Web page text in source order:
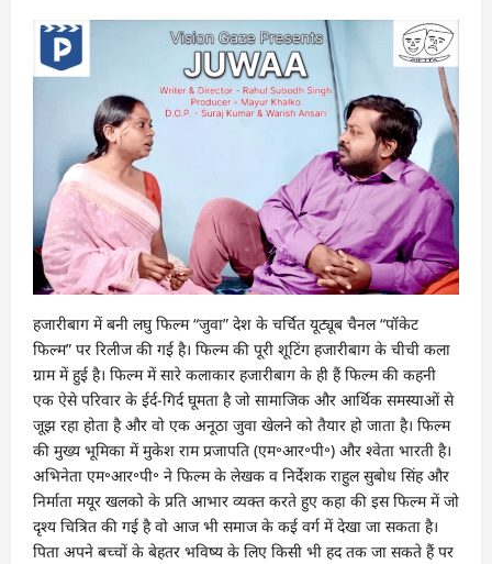
हजारीबाग में बनी लघु फिल्म “जुवा” देश के चर्चित यूट्यूब चैनल “पॉकेट
फिल्म” पर रिलीज की गई है। फिल्म की पूरी शूटिंग हजारीबाग के चीची कला
ग्राम में हुई है। फिल्म में सारे कलाकार हजारीबाग के ही हैं फिल्म की कहनी
एक ऐसे परिवार के ईर्द-गिर्द घूमता है जो सामाजिक और आर्थिक समस्याओं से
जूझ रहा होता है और वो एक अनूठा जुवा खेलने को तैयार हो जाता है। फिल्म
की मुख्य भूमिका में मुकेश राम प्रजापति (एम॰आर॰पी॰) और श्वेता भारती है।
अभिनेता एम॰आर॰पी॰ ने फिल्म के लेखक व निर्देशक राहुल सुबोध सिंह और
निर्माता मयूर खलको के प्रति आभार व्यक्त करते हुए कहा की इस फिल्म में जो
दृश्य चित्रित की गई है वो आज भी समाज के कई वर्ग में देखा जा सकता है।
पिता अपने बच्चों के बेहतर भविष्य के लिए किसी भी हद तक जा सकते हैं पर